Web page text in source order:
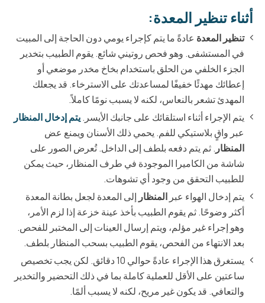
أثناء تنظير المعدة:
تنظير المعدة عادةً ما يتم كإجراء يومي دون الحاجة إلى المبيت
في المستشفى. وهو فحص روتيني شائع. يقوم الطبيب بتخدير
الجزء الخلفي من الحلق باستخدام بخاخ مخدر موضعي أو
إعطائك مهدئًا خفيفًا لمساعدتك على الاسترخاء. قد يجعلك
المهدئ تشعر بالنعاس، لكنه لا يسبب نومًا كاملاً.
يتم الإجراء أثناء استلقائك على جانبك الأيسر.يتم إدخال المنظار
عبر واقٍ بلاستيكي للفم. يحمي ذلك الأسنان ويمنع عض
المنظار . ثم يتم دفعه بلطف إلى الداخل. تُعرض الصور على
شاشة من الكاميرا الموجودة في طرف المنظار، حيث يمكن
للطبيب التحقق من وجود أي تشوهات.
يتم إدخال الهواء عبر المنظار إلى المعدة لجعل بطانة المعدة
أكثر وضوحًا. ثم يقوم الطبيب بأخذ عينة خزعة إذا لزم الأمر،
وهو إجراء غير مؤلم، ويتم إرسال العينات إلى المختبر للفحص.
بعد الانتهاء من الفحص، يقوم الطبيب بسحب المنظار بلطف.
يستغرق هذا الإجراء عادةً حوالي 10 دقائق. لكن يجب تخصيص
ساعتين على الأقل للعملية كاملة بما في ذلك التحضير والتخدير
والتعافي. قد يكون غير مريح، لكنه لا يسبب ألمًا.